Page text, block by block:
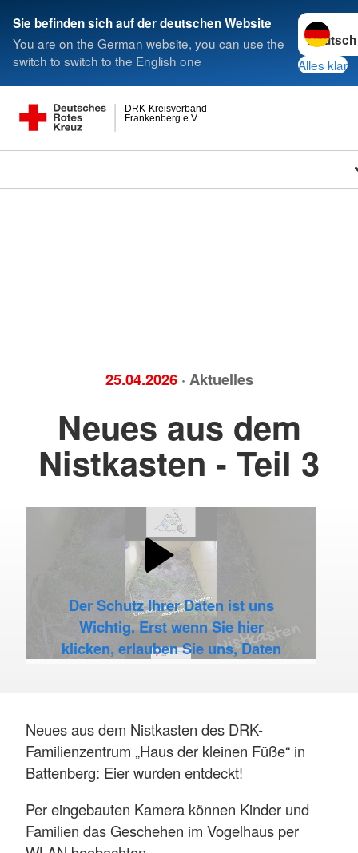
Sie befinden sich auf der deutschen Website
You are on the German website, you can use the
switch to switch to the English one
Sprache
Alles klar
Frankenberg e.V.
DRK-Kreisverband
25.04.2026 · Aktuelles
Neues aus dem
Nistkasten - Teil 3
Der Schutz Ihrer Daten ist uns
Wichtig. Erst wenn Sie hier
klicken, erlauben Sie uns, Daten
Neues aus dem Nistkasten des DRK-
Familienzentrum „Haus der kleinen Füße“ in
Battenberg: Eier wurden entdeckt!
Per eingebauten Kamera können Kinder und
Familien das Geschehen im Vogelhaus per